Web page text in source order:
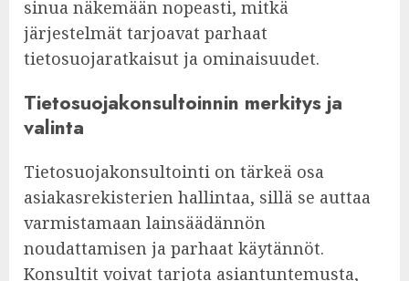
sinua näkemään nopeasti, mitkä
järjestelmät tarjoavat parhaat
tietosuojaratkaisut ja ominaisuudet.
Tietosuojakonsultoinnin merkitys ja
valinta
Tietosuojakonsultointi on tärkeä osa
asiakasrekisterien hallintaa, sillä se auttaa
varmistamaan lainsäädännön
noudattamisen ja parhaat käytännöt.
Konsultit voivat tarjota asiantuntemusta,